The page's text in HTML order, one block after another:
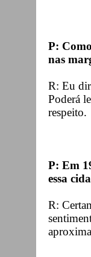
P:
nas
R: Eu
Poderá
respeito.
P: Em
essa
R: